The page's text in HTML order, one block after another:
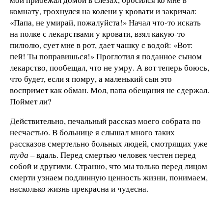
комнату, грохнулся на колени у кровати и закричал:
«Папа, не умирай, пожалуйста!» Начал что-то искать
на полке с лекарствами у кровати, взял какую-то
пилюлю, сует мне в рот, дает чашку с водой: «Вот:
пей! Ты поправишься!» Проглотил я поданное сыном
лекарство, пообещал, что не умру. А вот теперь боюсь,
что будет, если я помру, а маленький сын это
воспримет как обман. Мол, папа обещания не сдержал.
Поймет ли?
Действительно, печальный рассказ моего собрата по
несчастью. В больнице я слышал много таких
рассказов смертельно больных людей, смотрящих уже
туда – вдаль. Перед смертью человек честен перед
собой и другими. Странно, что мы только перед лицом
смерти узнаем подлинную ценность жизни, понимаем,
насколько жизнь прекрасна и чудесна.